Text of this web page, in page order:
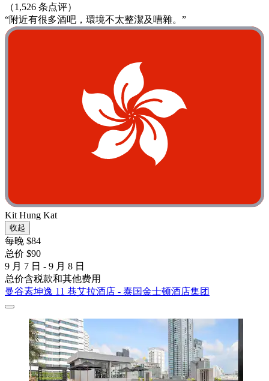
（1,526 条点评）
“附近有很多酒吧，環境不太整潔及嘈雜。”
Kit Hung Kat
收起
每晚 $84
总价 $90
9 月 7 日 - 9 月 8 日
总价含税款和其他费用
曼谷素坤逸 11 巷艾拉酒店 - 泰国金士顿酒店集团